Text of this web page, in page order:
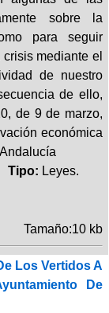
sobre la
para seguir
mediante el
de nuestro
de ello,
de 9 de marzo,
económica
Tipo: Leyes.
Tamaño:10 kb
Los Vertidos A
De